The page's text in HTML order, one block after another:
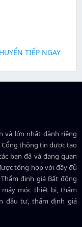
TIẾP NGAY
và lớn nhất dành riêng
Cổng thông tin được tạo
bạn đã và đang quan
tổng hợp với đầy đủ
định giá Bất động
móc thiết bị, thẩm
đầu tư, thẩm định giá